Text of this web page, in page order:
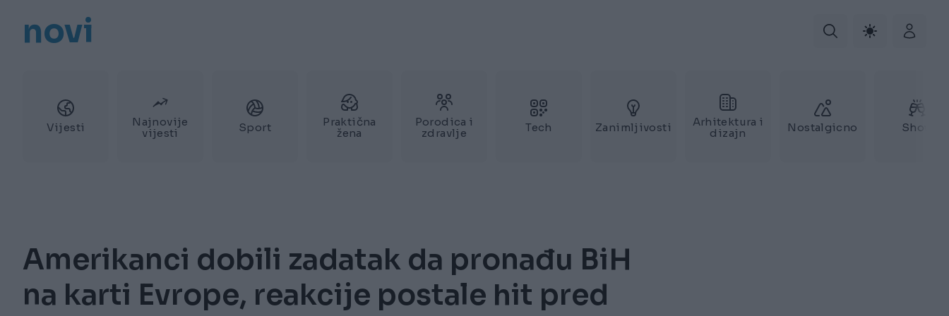
novi
Vijesti
Najnovije
vijesti
Sport
Praktična
žena
Porodica i
zdravlje
Tech Zanimljivosti
Arhitektura i
dizajn
Nostalgicno Show
Amerikanci dobili zadatak da pronađu BiH
na karti Evrope, reakcije postale hit pred